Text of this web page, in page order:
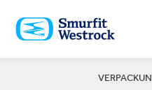
HAUPTINHALT
SPRINGEN